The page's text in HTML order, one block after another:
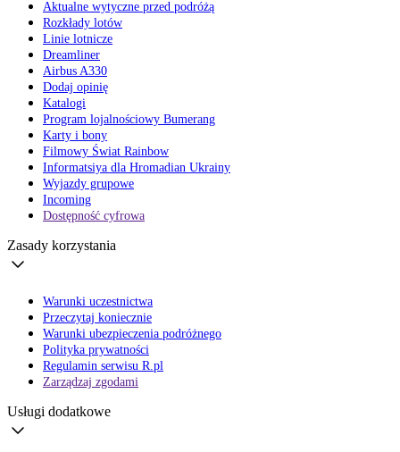
Aktualne wytyczne przed podróżą
Rozkłady lotów
Linie lotnicze
Dreamliner
Airbus A330
Dodaj opinię
Katalogi
Program lojalnościowy Bumerang
Karty i bony
Filmowy Świat Rainbow
Informatsiya dla Hromadian Ukrainy
Wyjazdy grupowe
Incoming
Dostępność cyfrowa
Zasady korzystania
Warunki uczestnictwa
Przeczytaj koniecznie
Warunki ubezpieczenia podróżnego
Polityka prywatności
Regulamin serwisu R.pl
Zarządzaj zgodami
Usługi dodatkowe